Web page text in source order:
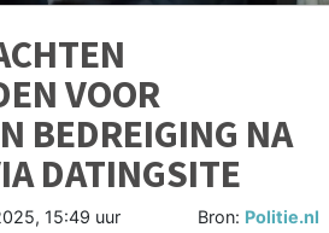
VOOR
BEDREIGING NA
DATINGSITE
15:49 uur Bron: Politie.nl